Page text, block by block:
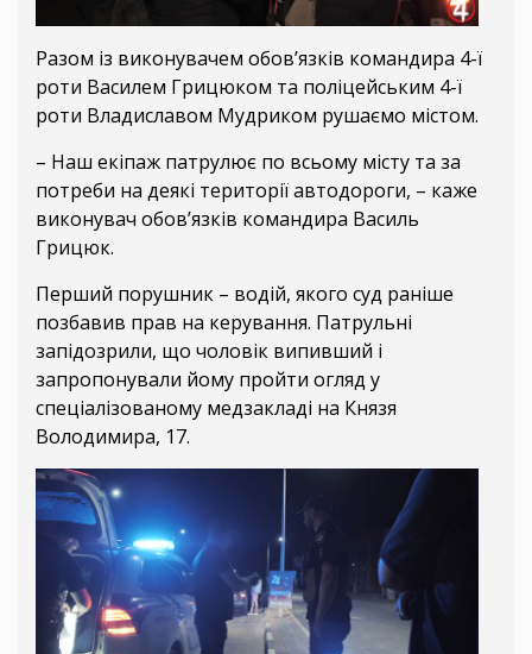
Разом із виконувачем обов’язків командира 4-ї
роти Василем Грицюком та поліцейським 4-ї
роти Владиславом Мудриком рушаємо містом.
– Наш екіпаж патрулює по всьому місту та за
потреби на деякі території автодороги, – каже
виконувач обов’язків командира Василь
Грицюк.
Перший порушник – водій, якого суд раніше
позбавив прав на керування. Патрульні
запідозрили, що чоловік випивший і
запропонували йому пройти огляд у
спеціалізованому медзакладі на Князя
Володимира, 17.